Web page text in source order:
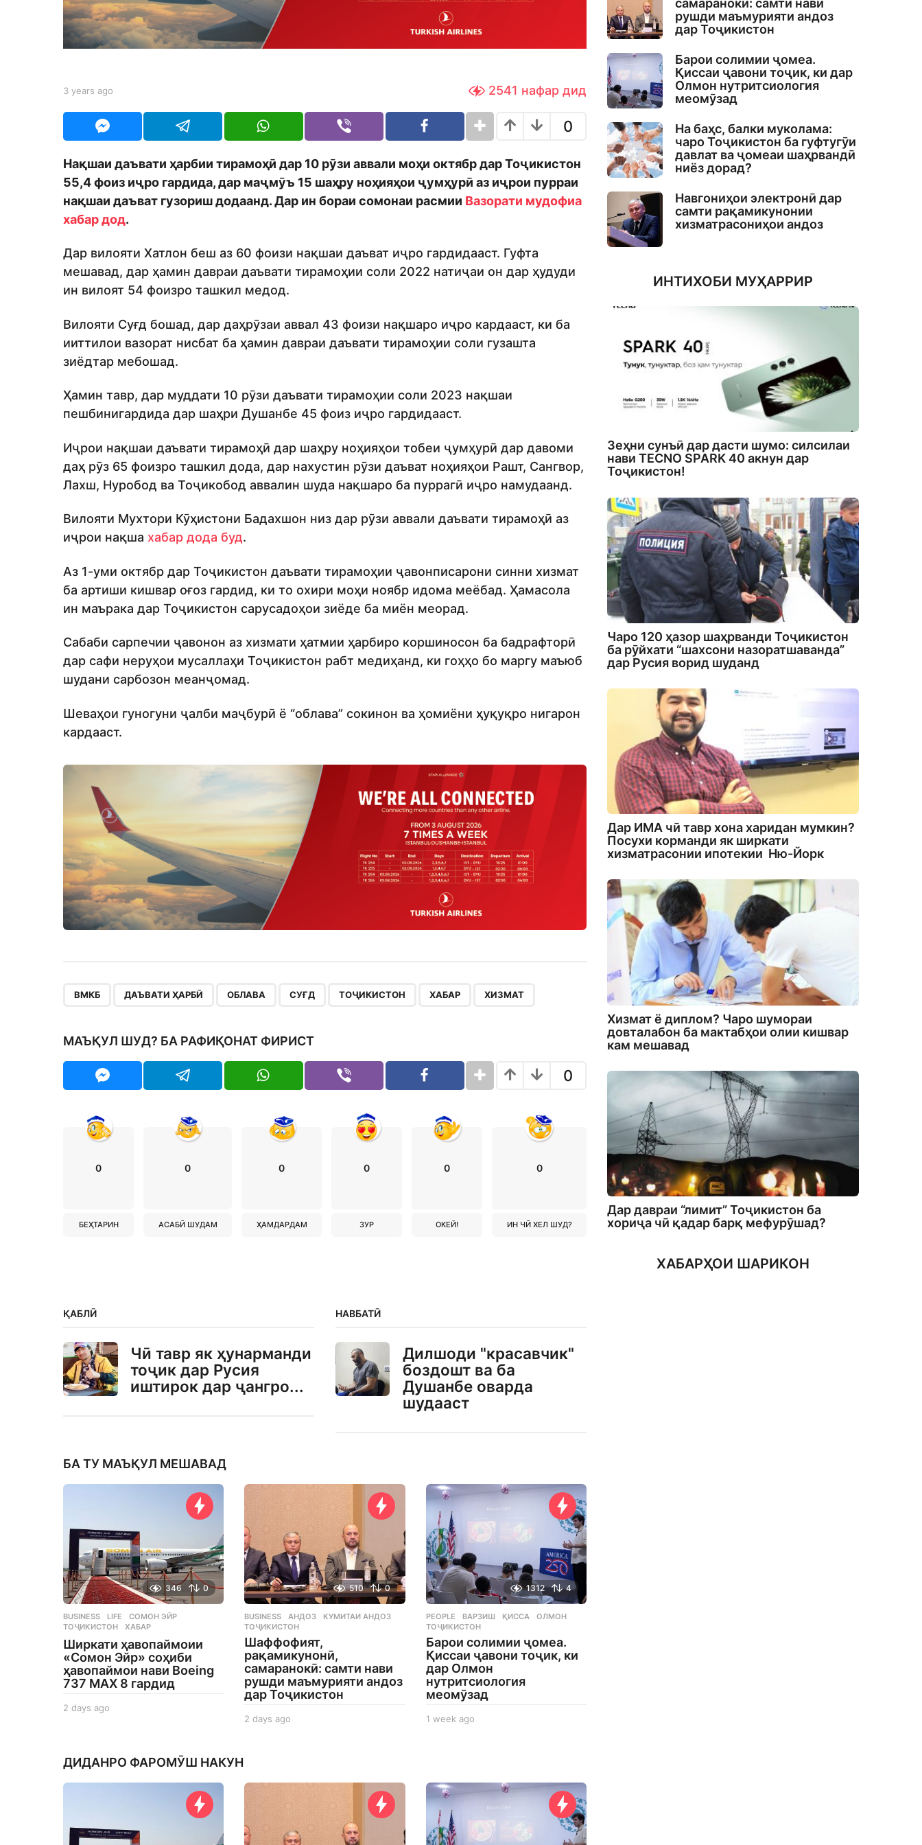
r
s
a
o
b
S
o
m
o
3 years ago
r
a
g
2541 нафар дид
0
Нақшаи даъвати ҳарбии тирамоҳӣ дар 10 рӯзи аввали моҳи октябр дар Тоҷикистон
55,4 фоиз иҷро гардида, дар маҷмӯъ 15 шаҳру ноҳияҳои ҷумҳурӣ аз иҷрои пурраи
нақшаи даъват гузориш додаанд. Дар ин бораи сомонаи расмии Вазорати мудофиа
хабар дод.
Дар вилояти Хатлон беш аз 60 фоизи нақшаи даъват иҷро гардидааст. Гуфта
мешавад, дар ҳамин давраи даъвати тирамоҳии соли 2022 натиҷаи он дар ҳудуди
ин вилоят 54 фоизро ташкил медод.
Вилояти Суғд бошад, дар даҳрӯзаи аввал 43 фоизи нақшаро иҷро кардааст, ки ба
ииттилои вазорат нисбат ба ҳамин давраи даъвати тирамоҳии соли гузашта
зиёдтар мебошад.
Ҳамин тавр, дар муддати 10 рӯзи даъвати тирамоҳии соли 2023 нақшаи
пешбинигардида дар шаҳри Душанбе 45 фоиз иҷро гардидааст.
Иҷрои нақшаи даъвати тирамоҳӣ дар шаҳру ноҳияҳои тобеи ҷумҳурӣ дар давоми
даҳ рӯз 65 фоизро ташкил дода, дар нахустин рӯзи даъват ноҳияҳои Рашт, Сангвор,
Лахш, Нуробод ва Тоҷикобод аввалин шуда нақшаро ба пуррагӣ иҷро намудаанд.
Вилояти Мухтори Кӯҳистони Бадахшон низ дар рӯзи аввали даъвати тирамоҳӣ аз
иҷрои нақша хабар дода буд.
Аз 1-уми октябр дар Тоҷикистон даъвати тирамоҳии ҷавонписарони синни хизмат
ба артиши кишвар оғоз гардид, ки то охири моҳи ноябр идома меёбад. Ҳамасола
ин маърака дар Тоҷикистон сарусадоҳои зиёде ба миён меорад.
Сабаби сарпечии ҷавонон аз хизмати ҳатмии ҳарбиро коршиносон ба бадрафторӣ
дар сафи неруҳои мусаллаҳи Тоҷикистон рабт медиҳанд, ки гоҳҳо бо маргу маъюб
шудани сарбозон меанҷомад.
Шеваҳои гуногуни ҷалби маҷбурӣ ё “облава” сокинон ва ҳомиёни ҳуқуқро нигарон
кардааст.
ВМКБ ДАЪВАТИ ҲАРБӢ ОБЛАВА СУҒД ТОҶИКИСТОН ХАБАР ХИЗМАТ
МАЪҚУЛ ШУД? БА РАФИҚОНАТ ФИРИСТ
0
0
БЕҲТАРИН
0
АСАБӢ ШУДАМ
0
ҲАМДАРДАМ
0
ЗУР
0
ОКЕЙ!
0
ИН ЧӢ ХЕЛ ШУД?
ҚАБЛӢ
Чӣ тавр як ҳунарманди
тоҷик дар Русия
иштирок дар ҷангро...
НАВБАТӢ
Дилшоди "красавчик"
боздошт ва ба
Душанбе оварда
шудааст
БА ТУ МАЪҚУЛ МЕШАВАД
346 0
BUSINESS ,LIFE СОМОН ЭЙР
ТОҶИКИСТОН
,ХАБАР
Ширкати ҳавопаймоии
«Сомон Эйр» соҳиби
ҳавопаймои нави Boeing
737 MAX 8 гардид
2 days ago
s
g
510 0
BUSINESS АНДОЗ ,КУМИТАИ АНДОЗ
ТОҶИКИСТОН
Шаффофият,
рақамикунонӣ,
самаранокӣ: самти нави
рушди маъмурияти андоз
дар Тоҷикистон
2 days ago
a
1312 4
PEOPLE ВАРЗИШ ,ҚИССА ,ОЛМОН
ТОҶИКИСТОН
Барои солимии ҷомеа.
Қиссаи ҷавони тоҷик, ки
дар Олмон
нутритсиология
меомӯзад
1 week ago
a
g
ДИДАНРО ФАРОМӮШ НАКУН
самаранокӣ: самти нави
рушди маъмурияти андоз
дар Тоҷикистон
Барои солимии ҷомеа.
Қиссаи ҷавони тоҷик, ки дар
Олмон нутритсиология
меомӯзад
На баҳс, балки муколама:
чаро Тоҷикистон ба гуфтугӯи
давлат ва ҷомеаи шаҳрвандӣ
ниёз дорад?
Навгониҳои электронӣ дар
самти рақамикунонии
хизматрасониҳои андоз
ИНТИХОБИ МУҲАРРИР
Зеҳни сунъӣ дар дасти шумо: силсилаи
нави TECNO SPARK 40 акнун дар
Тоҷикистон!
Чаро 120 ҳазор шаҳрванди Тоҷикистон
ба рӯйхати “шахсони назоратшаванда”
дар Русия ворид шуданд
Дар ИМА чӣ тавр хона харидан мумкин?
Посухи корманди як ширкати
хизматрасонии ипотекии Ню-Йорк
Хизмат ё диплом? Чаро шумораи
довталабон ба мактабҳои олии кишвар
кам мешавад
Дар давраи “лимит” Тоҷикистон ба
хориҷа чӣ қадар барқ мефурӯшад?
ХАБАРҲОИ ШАРИКОН